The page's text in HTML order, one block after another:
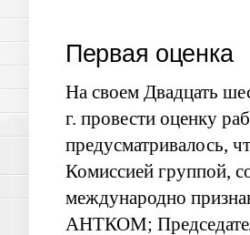
Первая оценка
На своем Двадцать
г. провести оценку
предусматривалось,
Комиссией группой,
международно
АНТКОМ;